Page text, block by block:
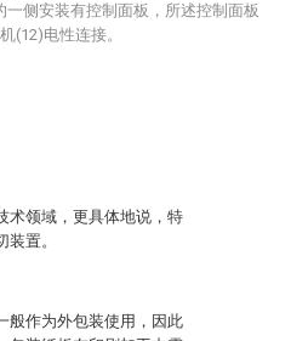
术领域，更具体地说，特
置。
般作为外包装使用，因此
一侧安装有控制面板，所述控制面板
(12)电性连接。